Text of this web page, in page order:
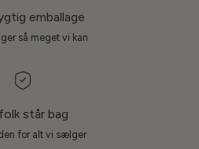
emballage
så meget vi kan
står bag
for alt vi sælger